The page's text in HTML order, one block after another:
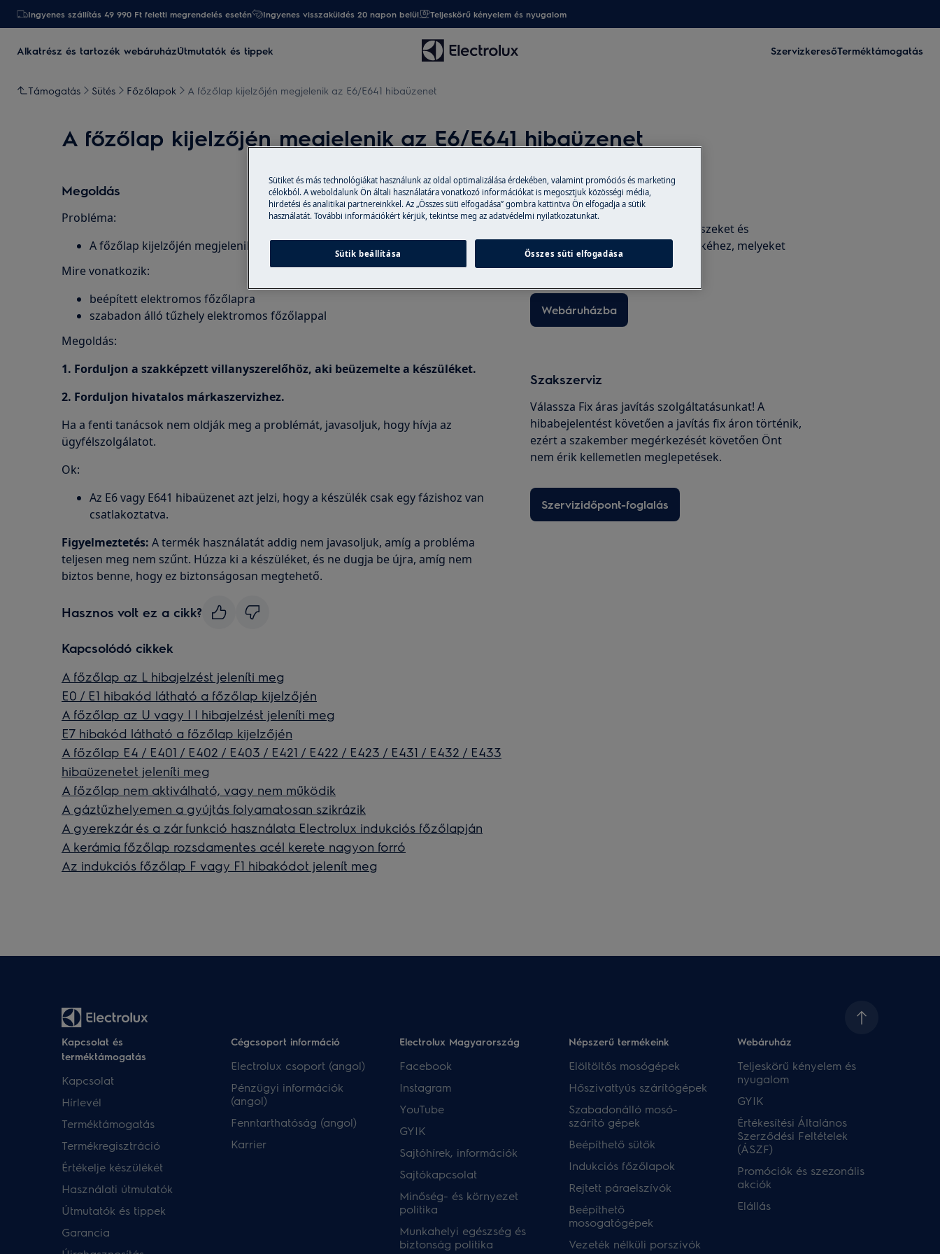
Ingyenes szállítás 49 990 Ft feletti megrendelés esetén Ingyenes visszaküldés 20 napon belül Teljeskörű kényelem és nyugalom
Alkatrész és tartozék webáruházÚtmutatók és tippek SzervizkeresőTerméktámogatás
Támogatás Sütés Főzőlapok A főzőlap kijelzőjén megjelenik az E6/E641 hibaüzenet
A főzőlap kijelzőjén megjelenik az E6/E641 hibaüzenet
Megoldás
Probléma:
A főzőlap kijelzőjén megjelenik az E6 vagy az E641 hibaüzenet.
Mire vonatkozik:
beépített elektromos főzőlapra
szabadon álló tűzhely elektromos főzőlappal
Megoldás:
1. Forduljon a szakképzett villanyszerelőhöz, aki beüzemelte a készüléket.
2. Forduljon hivatalos márkaszervizhez.
Ha a fenti tanácsok nem oldják meg a problémát, javasoljuk, hogy hívja az
ügyfélszolgálatot.
Ok:
Az E6 vagy E641 hibaüzenet azt jelzi, hogy a készülék csak egy fázishoz van
csatlakoztatva.
Figyelmeztetés: A termék használatát addig nem javasoljuk, amíg a probléma
teljesen meg nem szűnt. Húzza ki a készüléket, és ne dugja be újra, amíg nem
biztos benne, hogy ez biztonságosan megtehető.
Hasznos volt ez a cikk?
Kapcsolódó cikkek
A főzőlap az L hibajelzést jeleníti meg
E0 / E1 hibakód látható a főzőlap kijelzőjén
A főzőlap az U vagy | | hibajelzést jeleníti meg
E7 hibakód látható a főzőlap kijelzőjén
A főzőlap E4 / E401 / E402 / E403 / E421 / E422 / E423 / E431 / E432 / E433
hibaüzenetet jeleníti meg
A főzőlap nem aktiválható, vagy nem működik
A gáztűzhelyemen a gyújtás folyamatosan szikrázik
A gyerekzár és a zár funkció használata Electrolux indukciós főzőlapján
A kerámia főzőlap rozsdamentes acél kerete nagyon forró
Az indukciós főzőlap F vagy F1 hibakódot jelenít meg
Alkatrészek és tartozékok
A webáruházban eredeti alkatrészeket és
tartozékokat vásárolhat készülékéhez, melyeket
házhoz is szállítunk Önnek.
Webáruházba
Szakszerviz
Válassza Fix áras javítás szolgáltatásunkat! A
hibabejelentést követően a javítás fix áron történik,
ezért a szakember megérkezését követően Önt
nem érik kellemetlen meglepetések.
Szervizidőpont-foglalás
Kapcsolat és
terméktámogatás
Kapcsolat
Hírlevél
Terméktámogatás
Termékregisztráció
Értékelje készülékét
Használati útmutatók
Útmutatók és tippek
Garancia
Cégcsoport információ
Electrolux csoport (angol)
Pénzügyi információk
(angol)
Fenntarthatóság (angol)
Karrier
Electrolux Magyarország
Facebook
Instagram
YouTube
GYIK
Sajtóhírek, információk
Sajtókapcsolat
Minőség- és környezet
politika
Munkahelyi egészség és
biztonság politika
Népszerű termékeink
Elöltöltős mosógépek
Hőszivattyús szárítógépek
Szabadonálló mosó-
szárító gépek
Beépíthető sütők
Indukciós főzőlapok
Rejtett páraelszívók
Beépíthető
mosogatógépek
Vezeték nélküli porszívók
Webáruház​
Teljeskörű kényelem és
nyugalom
GYIK
Értékesítési Általános
Szerződési Feltételek
(ÁSZF)
Promóciók és szezonális
akciók
Elállás
Sütiket és más technológiákat használunk az oldal optimalizálása érdekében, valamint promóciós és marketing
célokból. A weboldalunk Ön általi használatára vonatkozó információkat is megosztjuk közösségi média,
hirdetési és analitikai partnereinkkel. Az „Összes süti elfogadása” gombra kattintva Ön elfogadja a sütik
használatát. További információkért kérjük, tekintse meg az adatvédelmi nyilatkozatunkat.
Sütik beállítása Összes süti elfogadása